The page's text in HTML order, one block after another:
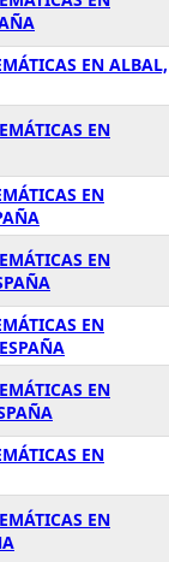
EN ALBAL,
EN
EN
EN
EN
EN
EN
EN